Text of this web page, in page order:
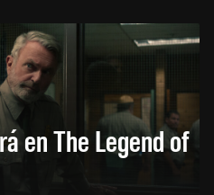
en The Legend of